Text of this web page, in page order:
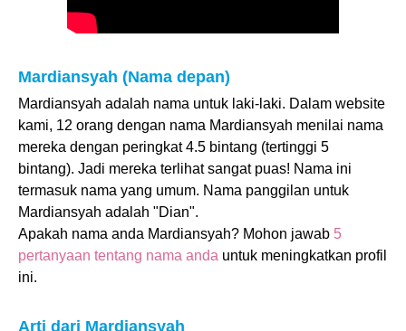
Mardiansyah (Nama depan)
Mardiansyah adalah nama untuk laki-laki. Dalam website
kami, 12 orang dengan nama Mardiansyah menilai nama
mereka dengan peringkat 4.5 bintang (tertinggi 5
bintang). Jadi mereka terlihat sangat puas! Nama ini
termasuk nama yang umum. Nama panggilan untuk
Mardiansyah adalah "Dian".
Apakah nama anda Mardiansyah? Mohon jawab 5
pertanyaan tentang nama anda untuk meningkatkan profil
ini.
Arti dari Mardiansyah